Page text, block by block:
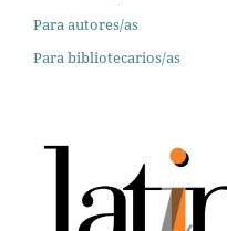
Para autores/as
Para bibliotecarios/as